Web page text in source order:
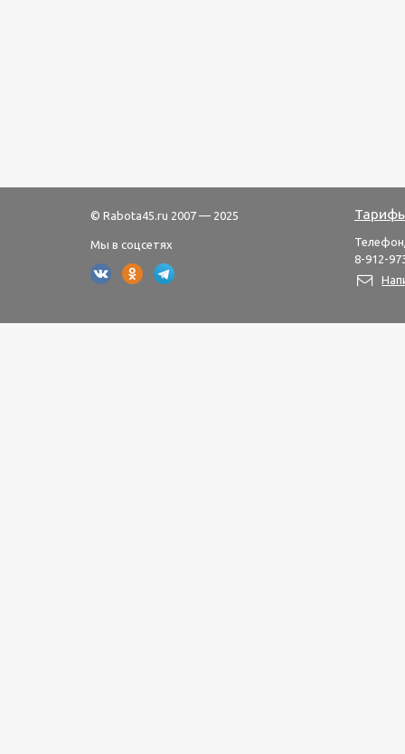
© Rabota45.ru 2007 — 2025
Мы в соцсетях
8-912-